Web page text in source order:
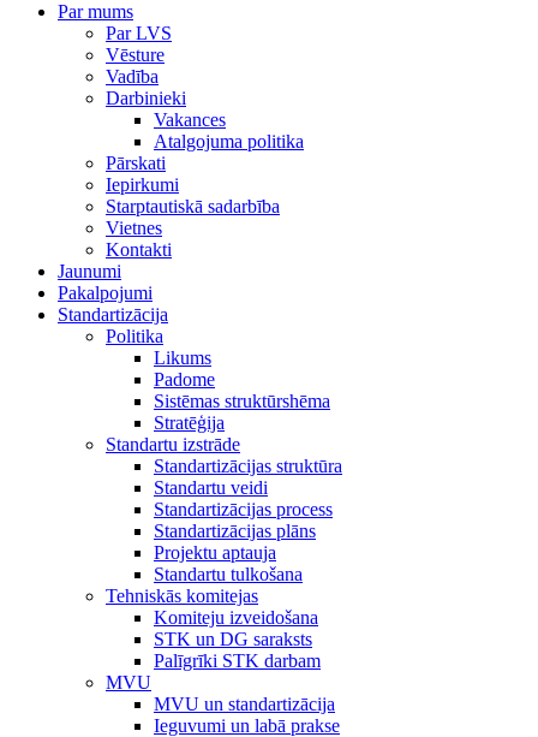
Par mums
Par LVS
Vēsture
Vadība
Darbinieki
Vakances
Atalgojuma politika
Pārskati
Iepirkumi
Starptautiskā sadarbība
Vietnes
Kontakti
Jaunumi
Pakalpojumi
Standartizācija
Politika
Likums
Padome
Sistēmas struktūrshēma
Stratēģija
Standartu izstrāde
Standartizācijas struktūra
Standartu veidi
Standartizācijas process
Standartizācijas plāns
Projektu aptauja
Standartu tulkošana
Tehniskās komitejas
Komiteju izveidošana
STK un DG saraksts
Palīgrīki STK darbam
MVU
MVU un standartizācija
Ieguvumi un labā prakse